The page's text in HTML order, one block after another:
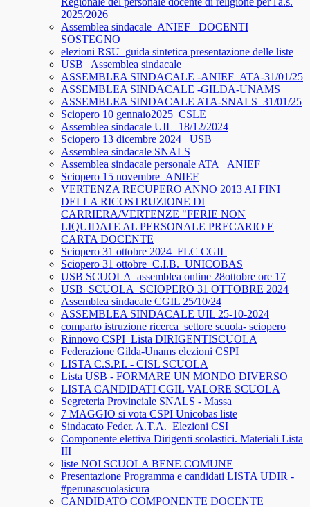
2025/2026
Assemblea sindacale_ANIEF_ DOCENTI
SOSTEGNO
elezioni RSU_guida sintetica presentazione delle liste
USB_ Assemblea sindacale
ASSEMBLEA SINDACALE -ANIEF_ATA-31/01/25
ASSEMBLEA SINDACALE -GILDA-UNAMS
ASSEMBLEA SINDACALE ATA-SNALS_31/01/25
Sciopero 10 gennaio2025_CSLE
Assemblea sindacale UIL_18/12/2024
Sciopero 13 dicembre 2024_ USB
Assemblea sindacale SNALS
Assemblea sindacale personale ATA_ ANIEF
Sciopero 15 novembre_ANIEF
VERTENZA RECUPERO ANNO 2013 AI FINI
DELLA RICOSTRUZIONE DI
CARRIERA/VERTENZE "FERIE NON
LIQUIDATE AL PERSONALE PRECARIO E
CARTA DOCENTE
Sciopero 31 ottobre 2024_FLC CGIL
Sciopero 31 ottobre_C.I.B._UNICOBAS
USB SCUOLA_assemblea online 28ottobre ore 17
USB_SCUOLA_SCIOPERO 31 OTTOBRE 2024
Assemblea sindacale CGIL 25/10/24
ASSEMBLEA SINDACALE UIL 25-10-2024
comparto istruzione ricerca_settore scuola- sciopero
Rinnovo CSPI_Lista DIRIGENTISCUOLA
Federazione Gilda-Unams elezioni CSPI
LISTA C.S.P.I. - CISL SCUOLA
Lista USB - FORMARE UN MONDO DIVERSO
LISTA CANDIDATI CGIL VALORE SCUOLA
Segreteria Provinciale SNALS - Massa
7 MAGGIO si vota CSPI Unicobas liste
Sindacato Feder. A.T.A._Elezioni CSI
Componente elettiva Dirigenti scolastici. Materiali Lista
III
liste NOI SCUOLA BENE COMUNE
Presentazione Programma e candidati LISTA UDIR -
#perunascuolasicura
CANDIDATO COMPONENTE DOCENTE